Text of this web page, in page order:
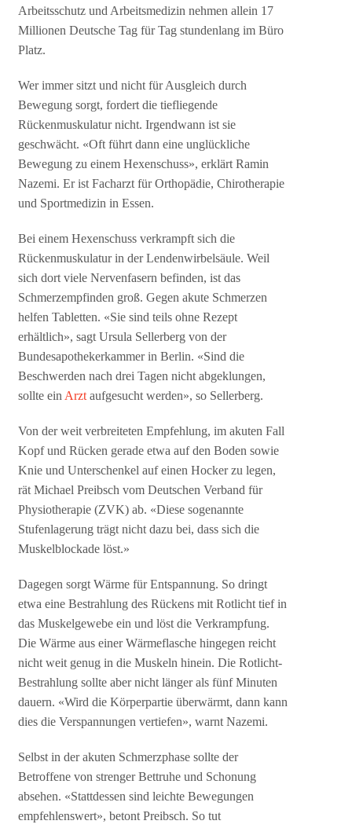
Arbeitsschutz und Arbeitsmedizin nehmen allein 17
Millionen Deutsche Tag für Tag stundenlang im Büro
Platz.
Wer immer sitzt und nicht für Ausgleich durch
Bewegung sorgt, fordert die tiefliegende
Rückenmuskulatur nicht. Irgendwann ist sie
geschwächt. «Oft führt dann eine unglückliche
Bewegung zu einem Hexenschuss», erklärt Ramin
Nazemi. Er ist Facharzt für Orthopädie, Chirotherapie
und Sportmedizin in Essen.
Bei einem Hexenschuss verkrampft sich die
Rückenmuskulatur in der Lendenwirbelsäule. Weil
sich dort viele Nervenfasern befinden, ist das
Schmerzempfinden groß. Gegen akute Schmerzen
helfen Tabletten. «Sie sind teils ohne Rezept
erhältlich», sagt Ursula Sellerberg von der
Bundesapothekerkammer in Berlin. «Sind die
Beschwerden nach drei Tagen nicht abgeklungen,
sollte ein Arzt aufgesucht werden», so Sellerberg.
Von der weit verbreiteten Empfehlung, im akuten Fall
Kopf und Rücken gerade etwa auf den Boden sowie
Knie und Unterschenkel auf einen Hocker zu legen,
rät Michael Preibsch vom Deutschen Verband für
Physiotherapie (ZVK) ab. «Diese sogenannte
Stufenlagerung trägt nicht dazu bei, dass sich die
Muskelblockade löst.»
Dagegen sorgt Wärme für Entspannung. So dringt
etwa eine Bestrahlung des Rückens mit Rotlicht tief in
das Muskelgewebe ein und löst die Verkrampfung.
Die Wärme aus einer Wärmeflasche hingegen reicht
nicht weit genug in die Muskeln hinein. Die Rotlicht-
Bestrahlung sollte aber nicht länger als fünf Minuten
dauern. «Wird die Körperpartie überwärmt, dann kann
dies die Verspannungen vertiefen», warnt Nazemi.
Selbst in der akuten Schmerzphase sollte der
Betroffene von strenger Bettruhe und Schonung
absehen. «Stattdessen sind leichte Bewegungen
empfehlenswert», betont Preibsch. So tut